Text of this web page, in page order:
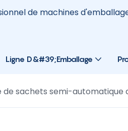
de machines
Ligne D&#39;emballage
sachets semi-automatique